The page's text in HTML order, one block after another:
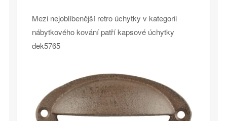
Mezi nejoblíbenější retro úchytky v kategorii
nábytkového kování patří kapsové úchytky
dek5765